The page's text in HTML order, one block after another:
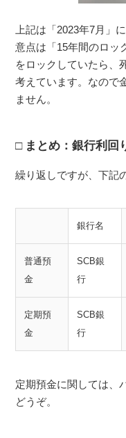
上記は「2023年7月」
意点は「15年間のロッ
をロックしていたら、
考えています。なので
ません。
まとめ：銀行利回
繰り返しですが、下記
銀行名
普通預
金
SCB銀
行
定期預
金
SCB銀
行
定期預金に関しては、
どうぞ。